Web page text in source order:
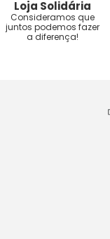
Loja Solidária
Consideramos que
juntos podemos fazer
a diferença!